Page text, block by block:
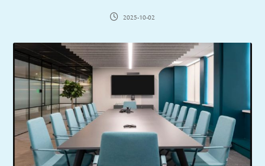
2025-10-02